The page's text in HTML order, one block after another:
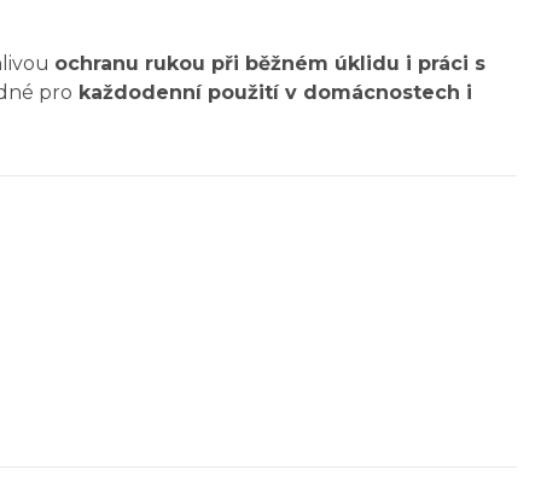
ochranu rukou při běžném úklidu i práci s
pro každodenní použití v domácnostech i